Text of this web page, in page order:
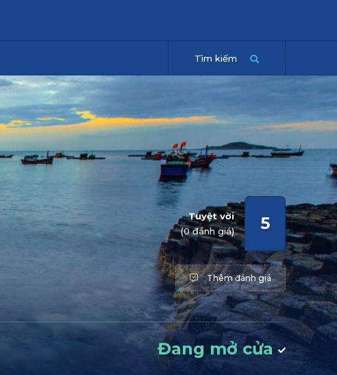
Tìm kiếm
Tuyệt vời
(0 đánh giá)
5
Thêm đánh giá
Đang mở cửa